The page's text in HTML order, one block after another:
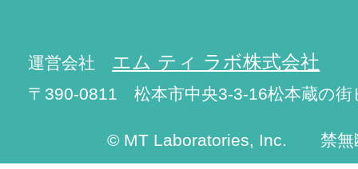
運営会社 エム ティ ラボ株式会社
〒390-0811 松本市中央3-3-16松本蔵の街
© MT Laboratories, Inc. 禁無